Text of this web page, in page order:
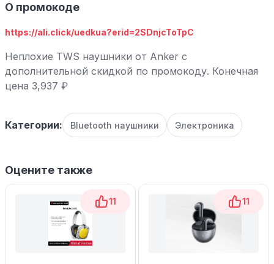
О промокоде
https://ali.click/uedkua?erid=2SDnjcToTpC
Неплохие TWS наушники от Anker с
дополнительной скидкой по промокоду. Конечная
цена 3,937 ₽
Категории: Bluetooth наушники Электроника
Оцените также
11 11